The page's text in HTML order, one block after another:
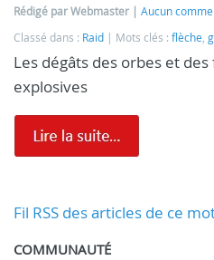
Rédigé par Webmaster
Aucun
Classé dans : Raid Mots clés : flèche
Les dégâts des orbes et des
explosives
Fil RSS des articles de ce
COMMUNAUTÉ